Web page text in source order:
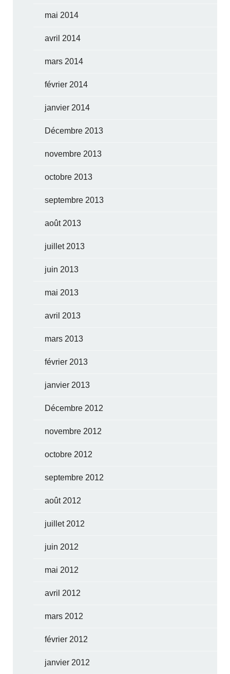
mai 2014
avril 2014
mars 2014
février 2014
janvier 2014
Décembre 2013
novembre 2013
octobre 2013
septembre 2013
août 2013
juillet 2013
juin 2013
mai 2013
avril 2013
mars 2013
février 2013
janvier 2013
Décembre 2012
novembre 2012
octobre 2012
septembre 2012
août 2012
juillet 2012
juin 2012
mai 2012
avril 2012
mars 2012
février 2012
janvier 2012